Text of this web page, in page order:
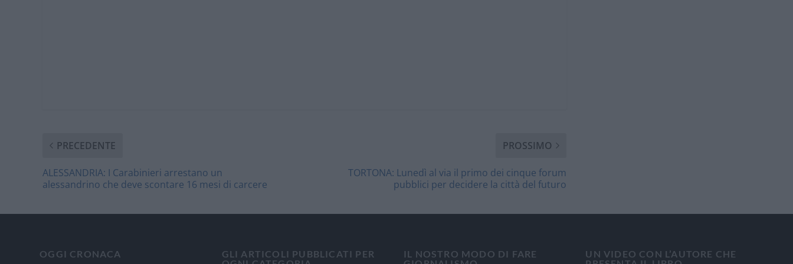
PRECEDENTE
ALESSANDRIA: I Carabinieri arrestano un
alessandrino che deve scontare 16 mesi di carcere
PROSSIMO
TORTONA: Lunedì al via il primo dei cinque forum
pubblici per decidere la città del futuro
OGGI CRONACA
GLI ARTICOLI PUBBLICATI PER
IL NOSTRO MODO DI FARE
UN VIDEO CON L’AUTORE CHE